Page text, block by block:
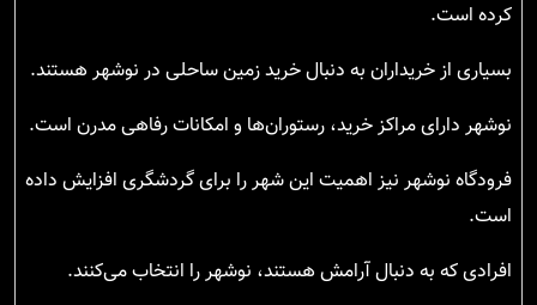
کرده است.
بسیاری از خریداران به دنبال خرید زمین ساحلی در نوشهر هستند.
نوشهر دارای مراکز خرید، رستوران‌ها و امکانات رفاهی مدرن است.
فرودگاه نوشهر نیز اهمیت این شهر را برای گردشگری افزایش داده
است.
افرادی که به دنبال آرامش هستند، نوشهر را انتخاب می‌کنند.